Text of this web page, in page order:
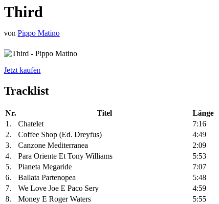
Third
von Pippo Matino
Jetzt kaufen
Tracklist
Nr. Titel
Länge
1.
Chatelet
7:16
2.
Coffee Shop (Ed. Dreyfus)
4:49
3.
Canzone Mediterranea
2:09
4.
Para Oriente Et Tony Williams
5:53
5.
Pianeta Megaride
7:07
6.
Ballata Partenopea
5:48
7.
We Love Joe E Paco Sery
4:59
8.
Money E Roger Waters
5:55